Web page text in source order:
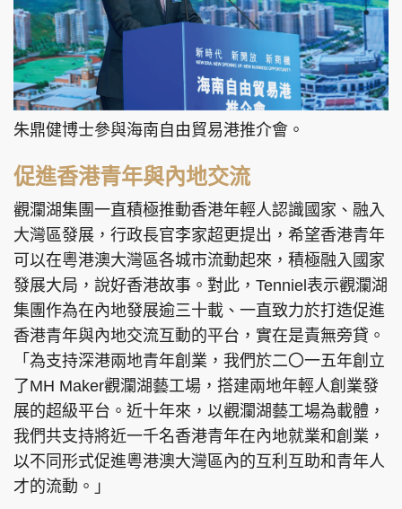
朱鼎健博士參與海南自由貿易港推介會。
促進香港青年與內地交流
觀瀾湖集團一直積極推動香港年輕人認識國家、融入
大灣區發展，行政長官李家超更提出，希望香港青年
可以在粵港澳大灣區各城市流動起來，積極融入國家
發展大局，說好香港故事。對此，Tenniel表示觀瀾湖
集團作為在內地發展逾三十載、一直致力於打造促進
香港青年與內地交流互動的平台，實在是責無旁貸。
「為支持深港兩地青年創業，我們於二〇一五年創立
了MH Maker觀瀾湖藝工場，搭建兩地年輕人創業發
展的超級平台。近十年來，以觀瀾湖藝工場為載體，
我們共支持將近一千名香港青年在內地就業和創業，
以不同形式促進粵港澳大灣區內的互利互助和青年人
才的流動。」